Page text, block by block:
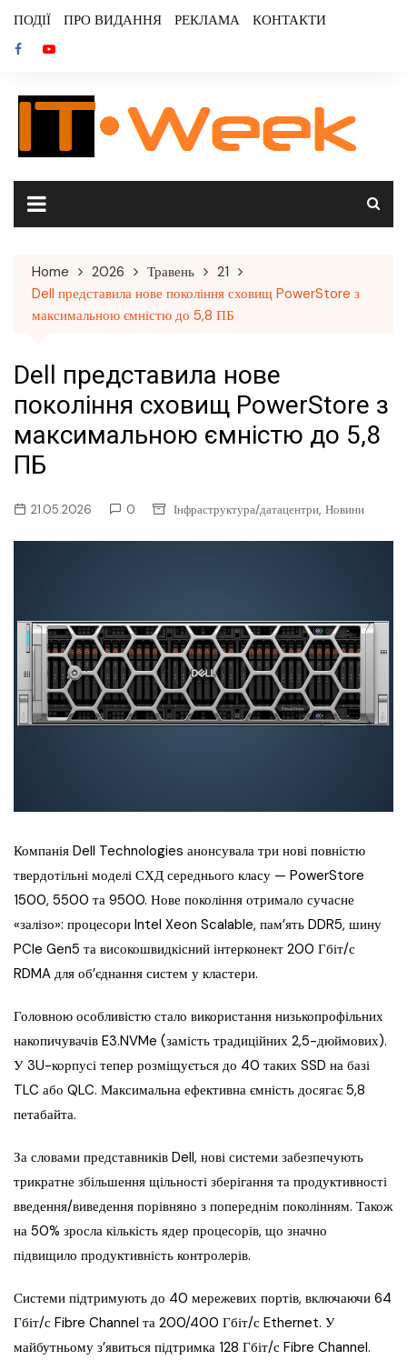
content
ПОДІЇ ПРО ВИДАННЯ РЕКЛАМА КОНТАКТИ
Home 2026 Травень
21
Dell представила нове покоління сховищ PowerStore з
максимальною ємністю до 5,8 ПБ
Dell представила нове
покоління сховищ PowerStore з
максимальною ємністю до 5,8
ПБ
21.05.2026 0 Інфраструктура/датацентри, Новини
Компанія Dell Technologies анонсувала три нові повністю
твердотільні моделі СХД середнього класу — PowerStore
1500, 5500 та 9500. Нове покоління отримало сучасне
«залізо»: процесори Intel Xeon Scalable, пам’ять DDR5, шину
PCIe Gen5 та високошвидкісний інтерконект 200 Гбіт/с
RDMA для об’єднання систем у кластери.
Головною особливістю стало використання низькопрофільних
накопичувачів E3.NVMe (замість традиційних 2,5-дюймових).
У 3U-корпусі тепер розміщується до 40 таких SSD на базі
TLC або QLC. Максимальна ефективна ємність досягає 5,8
петабайта.
За словами представників Dell, нові системи забезпечують
трикратне збільшення щільності зберігання та продуктивності
введення/виведення порівняно з попереднім поколінням. Також
на 50% зросла кількість ядер процесорів, що значно
підвищило продуктивність контролерів.
Системи підтримують до 40 мережевих портів, включаючи 64
Гбіт/с Fibre Channel та 200/400 Гбіт/с Ethernet. У
майбутньому з’явиться підтримка 128 Гбіт/с Fibre Channel.